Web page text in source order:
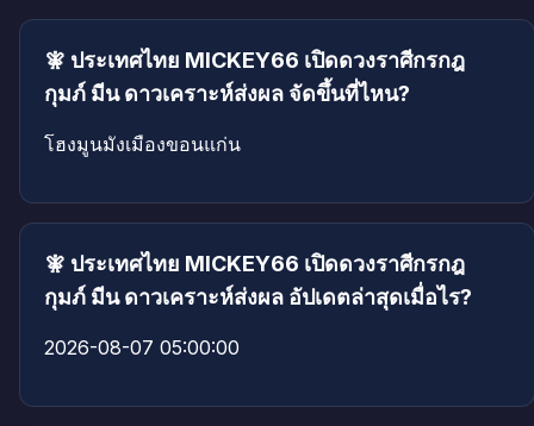
🧚 ประเทศไทย MICKEY66 เปิดดวงราศีกรกฎ
กุมภ์ มีน ดาวเคราะห์ส่งผล จัดขึ้นที่ไหน?
โฮงมูนมังเมืองขอนแก่น
🧚 ประเทศไทย MICKEY66 เปิดดวงราศีกรกฎ
กุมภ์ มีน ดาวเคราะห์ส่งผล อัปเดตล่าสุดเมื่อไร?
2026-08-07 05:00:00